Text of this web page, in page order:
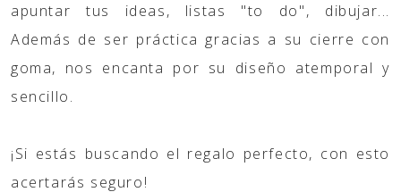
apuntar tus ideas, listas "to do", dibujar...
Además de ser práctica gracias a su cierre con
goma, nos encanta por su diseño atemporal y
sencillo.
¡Si estás buscando el regalo perfecto, con esto
acertarás seguro!